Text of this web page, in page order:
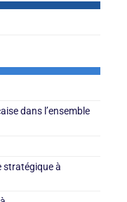
dans l’ensemble
stratégique à